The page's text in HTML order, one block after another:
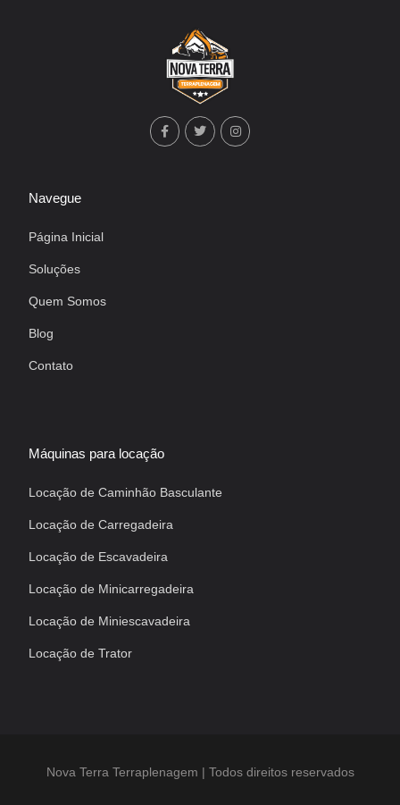
Navegue
Página Inicial
Soluções
Quem Somos
Blog
Contato
Máquinas para locação
Locação de Caminhão Basculante
Locação de Carregadeira
Locação de Escavadeira
Locação de Minicarregadeira
Locação de Miniescavadeira
Locação de Trator
Nova Terra Terraplenagem | Todos direitos reservados